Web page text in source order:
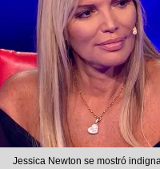
Jessica Newton se mostró